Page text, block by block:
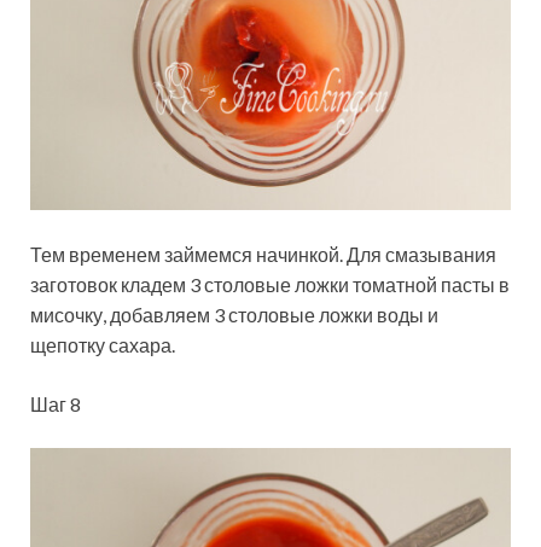
Тем временем займемся начинкой. Для смазывания
заготовок кладем 3 столовые ложки томатной пасты в
мисочку, добавляем 3 столовые ложки воды и
щепотку сахара.
Шаг 8